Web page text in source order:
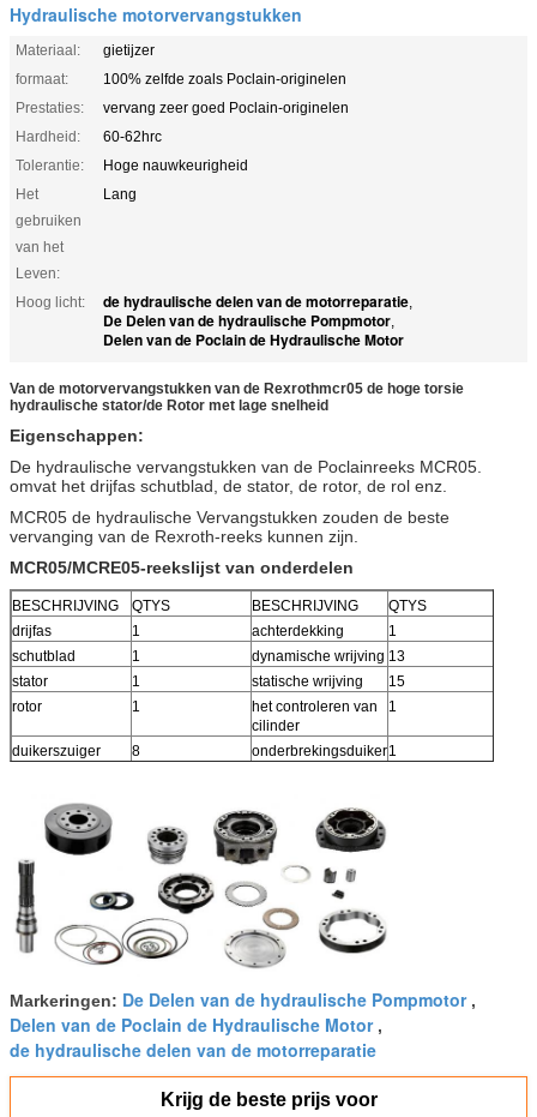
Hydraulische motorvervangstukken
Materiaal:
gietijzer
formaat:
100% zelfde zoals Poclain-originelen
Prestaties:
vervang zeer goed Poclain-originelen
Hardheid:
60-62hrc
Tolerantie:
Hoge nauwkeurigheid
Het
gebruiken
van het
Leven:
Lang
Hoog licht: de hydraulische delen van de motorreparatie,
De Delen van de hydraulische Pompmotor,
Delen van de Poclain de Hydraulische Motor
Van de motorvervangstukken van de Rexrothmcr05 de hoge torsie
hydraulische stator/de Rotor met lage snelheid
Eigenschappen:
De hydraulische vervangstukken van de Poclainreeks MCR05.
omvat het drijfas schutblad, de stator, de rotor, de rol enz.
MCR05 de hydraulische Vervangstukken zouden de beste
vervanging van de Rexroth-reeks kunnen zijn.
MCR05/MCRE05-reekslijst van onderdelen
BESCHRIJVING QTYS BESCHRIJVING
QTYS
drijfas
1 achterdekking
1
schutblad
1 dynamische wrijving 13
stator
1 statische wrijving
15
rotor
1
het controleren van
cilinder
1
duikerszuiger 8 onderbrekingsduiker1
verdeler
Markeringen: De Delen van de hydraulische Pompmotor,
Delen van de Poclain de Hydraulische Motor,
de hydraulische delen van de motorreparatie
Krijg de beste prijs voor